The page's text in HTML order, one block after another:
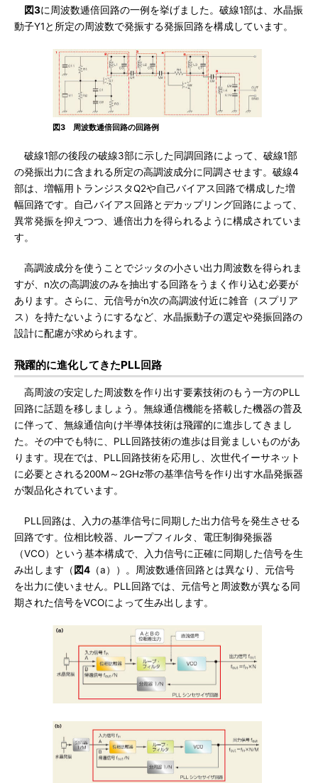
図3に周波数逓倍回路の一例を挙げました。破線1部は、水晶振
動子Y1と所定の周波数で発振する発振回路を構成しています。
図3 周波数逓倍回路の回路例
破線1部の後段の破線3部に示した同調回路によって、破線1部
の発振出力に含まれる所定の高調波成分に同調させます。破線4
部は、増幅用トランジスタQ2や自己バイアス回路で構成した増
幅回路です。自己バイアス回路とデカップリング回路によって、
異常発振を抑えつつ、逓倍出力を得られるように構成されていま
す。
高調波成分を使うことでジッタの小さい出力周波数を得られま
すが、n次の高調波のみを抽出する回路をうまく作り込む必要が
あります。さらに、元信号がn次の高調波付近に雑音（スプリア
ス）を持たないようにするなど、水晶振動子の選定や発振回路の
設計に配慮が求められます。
飛躍的に進化してきたPLL回路
高周波の安定した周波数を作り出す要素技術のもう一方のPLL
回路に話題を移しましょう。無線通信機能を搭載した機器の普及
に伴って、無線通信向け半導体技術は飛躍的に進歩してきまし
た。その中でも特に、PLL回路技術の進歩は目覚ましいものがあ
ります。現在では、PLL回路技術を応用し、次世代イーサネット
に必要とされる200M～2GHz帯の基準信号を作り出す水晶発振器
が製品化されています。
PLL回路は、入力の基準信号に同期した出力信号を発生させる
回路です。位相比較器、ループフィルタ、電圧制御発振器
（VCO）という基本構成で、入力信号に正確に同期した信号を生
み出します（ 図4 （a））。周波数逓倍回路とは異なり、元信号
を出力に使いません。PLL回路では、元信号と周波数が異なる同
期された信号をVCOによって生み出します。